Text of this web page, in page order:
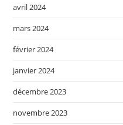
avril 2024
mars 2024
février 2024
janvier 2024
décembre 2023
novembre 2023